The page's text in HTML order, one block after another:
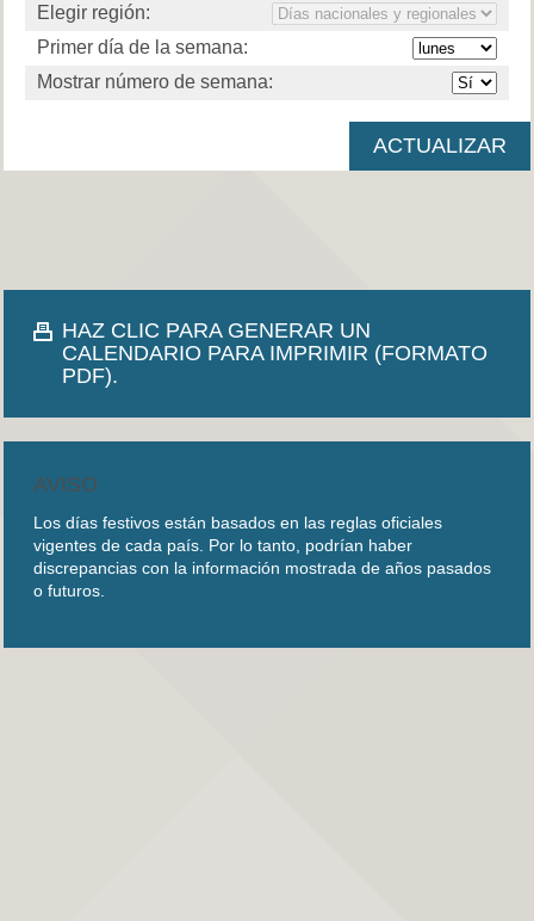
Elegir región:
Primer día de la semana:
Mostrar número de semana:
HAZ CLIC PARA GENERAR UN
CALENDARIO PARA IMPRIMIR (FORMATO
PDF).
AVISO
Los días festivos están basados en las reglas oficiales
vigentes de cada país. Por lo tanto, podrían haber
discrepancias con la información mostrada de años pasados
o futuros.